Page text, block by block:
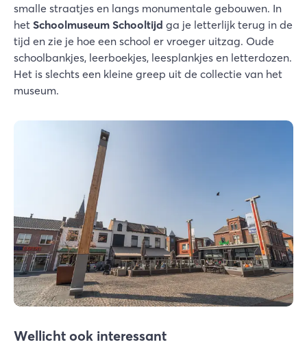
smalle straatjes en langs monumentale gebouwen. In
het Schoolmuseum Schooltijd ga je letterlijk terug in de
tijd en zie je hoe een school er vroeger uitzag. Oude
schoolbankjes, leerboekjes, leesplankjes en letterdozen.
Het is slechts een kleine greep uit de collectie van het
museum.
Wellicht ook interessant